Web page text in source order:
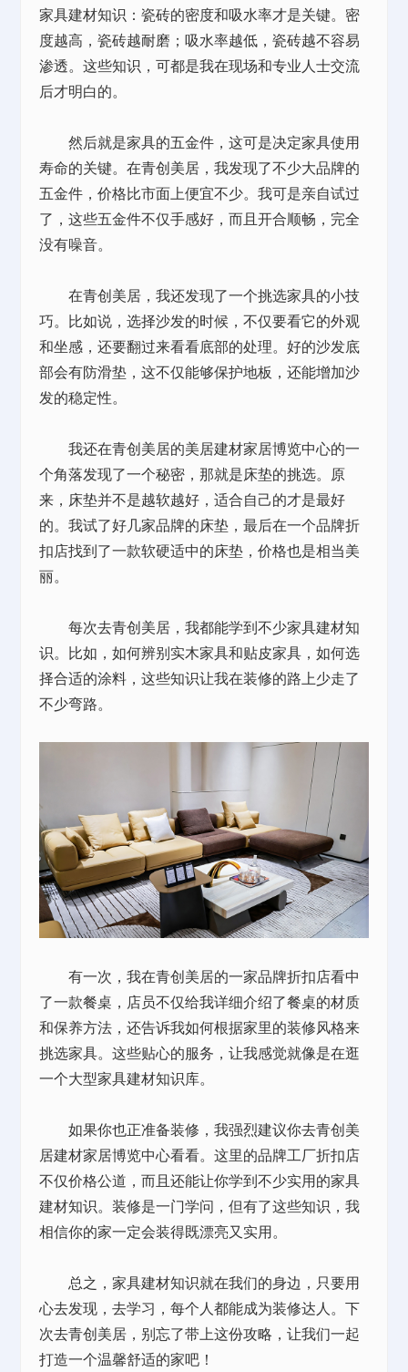
家具建材知识：瓷砖的密度和吸水率才是关键。密
度越高，瓷砖越耐磨；吸水率越低，瓷砖越不容易
渗透。这些知识，可都是我在现场和专业人士交流
后才明白的。
然后就是家具的五金件，这可是决定家具使用
寿命的关键。在青创美居，我发现了不少大品牌的
五金件，价格比市面上便宜不少。我可是亲自试过
了，这些五金件不仅手感好，而且开合顺畅，完全
没有噪音。
在青创美居，我还发现了一个挑选家具的小技
巧。比如说，选择沙发的时候，不仅要看它的外观
和坐感，还要翻过来看看底部的处理。好的沙发底
部会有防滑垫，这不仅能够保护地板，还能增加沙
发的稳定性。
我还在青创美居的美居建材家居博览中心的一
个角落发现了一个秘密，那就是床垫的挑选。原
来，床垫并不是越软越好，适合自己的才是最好
的。我试了好几家品牌的床垫，最后在一个品牌折
扣店找到了一款软硬适中的床垫，价格也是相当美
丽。
每次去青创美居，我都能学到不少家具建材知
识。比如，如何辨别实木家具和贴皮家具，如何选
择合适的涂料，这些知识让我在装修的路上少走了
不少弯路。
有一次，我在青创美居的一家品牌折扣店看中
了一款餐桌，店员不仅给我详细介绍了餐桌的材质
和保养方法，还告诉我如何根据家里的装修风格来
挑选家具。这些贴心的服务，让我感觉就像是在逛
一个大型家具建材知识库。
如果你也正准备装修，我强烈建议你去青创美
居建材家居博览中心看看。这里的品牌工厂折扣店
不仅价格公道，而且还能让你学到不少实用的家具
建材知识。装修是一门学问，但有了这些知识，我
相信你的家一定会装得既漂亮又实用。
总之，家具建材知识就在我们的身边，只要用
心去发现，去学习，每个人都能成为装修达人。下
次去青创美居，别忘了带上这份攻略，让我们一起
打造一个温馨舒适的家吧！